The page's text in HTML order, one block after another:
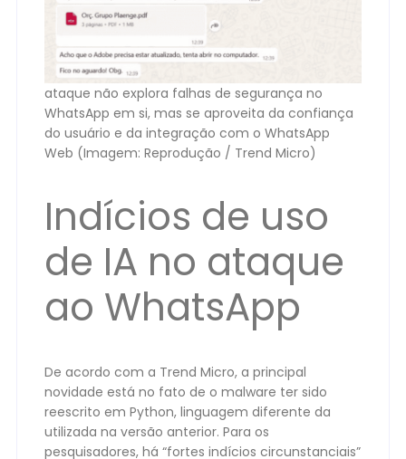
ataque não explora falhas de segurança no
WhatsApp em si, mas se aproveita da confiança
do usuário e da integração com o WhatsApp
Web (Imagem: Reprodução / Trend Micro)
Indícios de uso
de IA no ataque
ao WhatsApp
De acordo com a Trend Micro, a principal
novidade está no fato de o malware ter sido
reescrito em Python, linguagem diferente da
utilizada na versão anterior. Para os
pesquisadores, há “fortes indícios circunstanciais”